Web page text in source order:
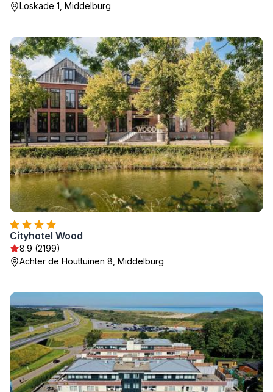
Loskade 1, Middelburg
Cityhotel Wood
8.9 (2199)
Achter de Houttuinen 8, Middelburg